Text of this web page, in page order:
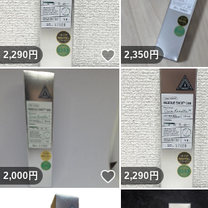
2,290円 いいね！
2,350円
2,000円 いいね！
2,290円